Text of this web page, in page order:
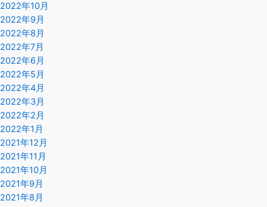
2022年10月
2022年9月
2022年8月
2022年7月
2022年6月
2022年5月
2022年4月
2022年3月
2022年2月
2022年1月
2021年12月
2021年11月
2021年10月
2021年9月
2021年8月